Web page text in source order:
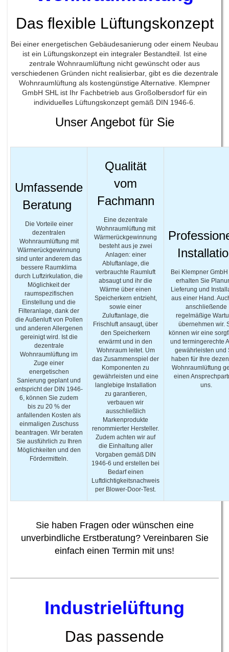
Das flexible Lüftungskonzept
Bei einer energetischen Gebäudesanierung oder einem Neubau
ist ein Lüftungskonzept ein integraler Bestandteil. Ist eine
zentrale Wohnraumlüftung nicht gewünscht oder aus
verschiedenen Gründen nicht realisierbar, gibt es die dezentrale
Wohnraumlüftung als kostengünstige Alternative. Klempner
GmbH SHL ist Ihr Fachbetrieb aus Großolbersdorf für ein
individuelles Lüftungskonzept gemäß DIN 1946-6.
Unser Angebot für Sie
Umfassende
Beratung
Die Vorteile einer
dezentralen
Wohnraumlüftung mit
Wärmerückgewinnung
sind unter anderem das
bessere Raumklima
durch Luftzirkulation, die
Möglichkeit der
raumspezifischen
Einstellung und die
Filteranlage, dank der
die Außenluft von Pollen
und anderen Allergenen
gereinigt wird. Ist die
dezentrale
Wohnraumlüftung im
Zuge einer
energetischen
Sanierung geplant und
entspricht der DIN 1946-
6, können Sie zudem
bis zu 20 % der
anfallenden Kosten als
einmaligen Zuschuss
beantragen. Wir beraten
Sie ausführlich zu Ihren
Möglichkeiten und den
Fördermitteln.
Qualität
vom
Fachmann
Eine dezentrale
Wohnraumlüftung mit
Wärmerückgewinnung
besteht aus je zwei
Anlagen: einer
Abluftanlage, die
verbrauchte Raumluft
absaugt und ihr die
Wärme über einen
Speicherkern entzieht,
sowie einer
Zuluftanlage, die
Frischluft ansaugt, über
den Speicherkern
erwärmt und in den
Wohnraum leitet. Um
das Zusammenspiel der
Komponenten zu
gewährleisten und eine
langlebige Installation
zu garantieren,
verbauen wir
ausschließlich
Markenprodukte
renommierter Hersteller.
Zudem achten wir auf
die Einhaltung aller
Vorgaben gemäß DIN
1946-6 und erstellen bei
Bedarf einen
Luftdichtigkeitsnachweis
per Blower-Door-Test.
Bei Klempner
erhalten Sie
Lieferung und
aus einer Hand.
anschließende
regelmäßige
übernehmen wir.
können wir eine
und termingerechte
gewährleisten und
haben für Ihre
Wohnraumlüftung
einen
uns.
Sie haben Fragen oder wünschen eine
unverbindliche Erstberatung? Vereinbaren Sie
einfach einen Termin mit uns!
Industrielüftung
Das passende